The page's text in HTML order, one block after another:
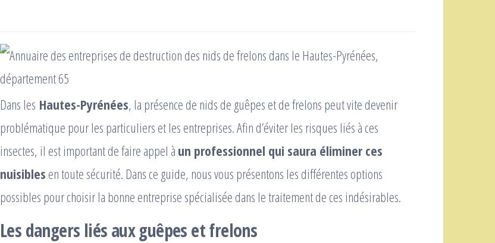
Dans les Hautes-Pyrénées, la présence de nids de guêpes et de frelons peut vite devenir
problématique pour les particuliers et les entreprises. Afin d’éviter les risques liés à ces
insectes, il est important de faire appel à un professionnel qui saura éliminer ces
nuisibles en toute sécurité. Dans ce guide, nous vous présentons les différentes options
possibles pour choisir la bonne entreprise spécialisée dans le traitement de ces indésirables.
Les dangers liés aux guêpes et frelons